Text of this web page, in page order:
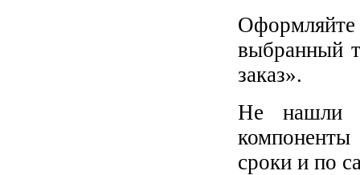
выбранный
заказ».
Не нашли
сроки и по